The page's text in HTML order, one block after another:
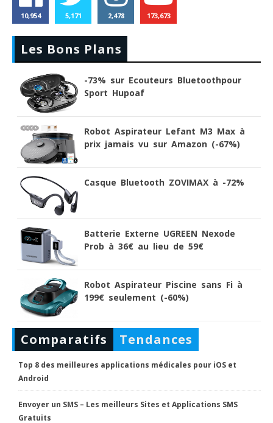
10,954 5,171 2,478 173,673
Les Bons Plans
-73% sur Ecouteurs Bluetoothpour
Sport Hupoaf
Robot Aspirateur Lefant M3 Max à
prix jamais vu sur Amazon (-67%)
Casque Bluetooth ZOVIMAX à -72%
Batterie Externe UGREEN Nexode
Prob à 36€ au lieu de 59€
Robot Aspirateur Piscine sans Fi à
199€ seulement (-60%)
Comparatifs Tendances
Top 8 des meilleures applications médicales pour iOS et
Android
Envoyer un SMS – Les meilleurs Sites et Applications SMS
Gratuits